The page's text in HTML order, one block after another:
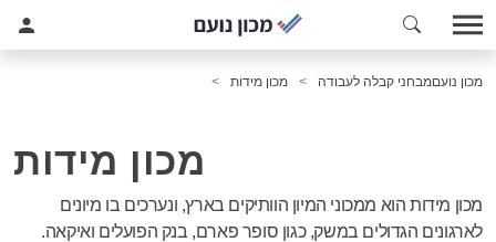
מכון נועםמבחני קבלה לעבודה מכון מידות
מכון מידות
מכון מידות הוא ממכוני המיון הוותיקים בארץ, ונערכים בו מיונים
לארגונים הגדולים במשק, כגון סופר פארם, בנק הפועלים ואיקאה.